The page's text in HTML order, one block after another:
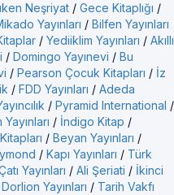
Neşriyat / Gece Kitaplığı /
Yayınları / Bilfen Yayınları
/ Yediiklim Yayınları / Akıllı
/ Domingo Yayınevi / Bu
/ Pearson Çocuk Kitapları / İz
/ FDD Yayınları / Adeda
/ Pyramid International /
/ İndigo Kitap /
/ Beyan Yayınları /
/ Kapı Yayınları / Türk
Yayınları / Ali Şeriati / İkinci
Dorlion Yayınları / Tarih Vakfı